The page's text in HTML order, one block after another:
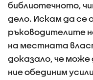
библиотечното,
дело. Искам да се
ръководителите
на местната
доказало, че може
ние обединим